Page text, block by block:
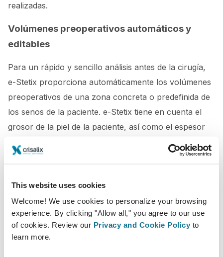
This website uses cookies
Welcome! We use cookies to personalize your browsing
experience. By clicking "Allow all," you agree to our use
of cookies. Review our Privacy and Cookie Policy to
learn more.
realizadas.
Volúmenes preoperativos automáticos y
editables
Para un rápido y sencillo análisis antes de la cirugía,
e-Stetix proporciona automáticamente los volúmenes
preoperativos de una zona concreta o predefinida de
los senos de la paciente. e-Stetix tiene en cuenta el
grosor de la piel de la paciente, así como el espesor
del músculo para calcular el volumen exacto de los
senos. Usted también puede modificar la selección
proporcionará instantáneamente el volumen de la
zona seleccionada antes de la cirugía.
Sombreado para un efecto real del volumén